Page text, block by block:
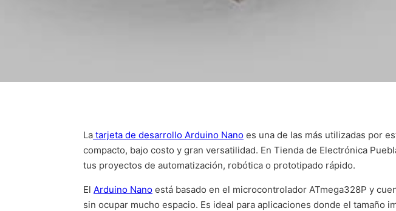
La tarjeta de desarrollo Arduino Nano es una de las más utilizadas por
compacto, bajo costo y gran versatilidad. En Tienda de Electrónica
tus proyectos de automatización, robótica o prototipado rápido.
El Arduino Nano está basado en el microcontrolador ATmega328P y
sin ocupar mucho espacio. Es ideal para aplicaciones donde el